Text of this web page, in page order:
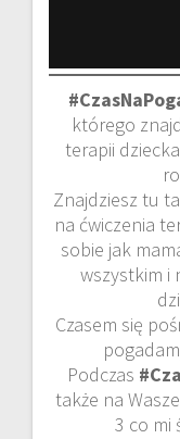
którego
terapii
Znajdziesz tu
na ćwiczenia
sobie jak
wszystkim i
Czasem się
Podczas
także na
3 co mi